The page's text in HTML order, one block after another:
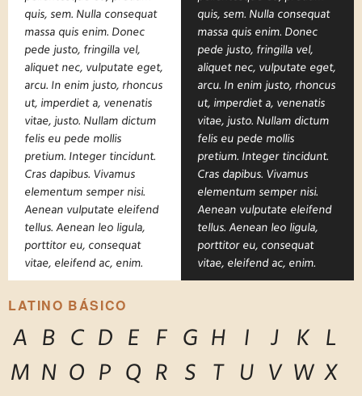
quis, sem. Nulla consequat
massa quis enim. Donec
pede justo, fringilla vel,
aliquet nec, vulputate eget,
arcu. In enim justo, rhoncus
ut, imperdiet a, venenatis
vitae, justo. Nullam dictum
felis eu pede mollis
pretium. Integer tincidunt.
Cras dapibus. Vivamus
elementum semper nisi.
Aenean vulputate eleifend
tellus. Aenean leo ligula,
porttitor eu, consequat
vitae, eleifend ac, enim.
quis, sem. Nulla consequat
massa quis enim. Donec
pede justo, fringilla vel,
aliquet nec, vulputate eget,
arcu. In enim justo, rhoncus
ut, imperdiet a, venenatis
vitae, justo. Nullam dictum
felis eu pede mollis
pretium. Integer tincidunt.
Cras dapibus. Vivamus
elementum semper nisi.
Aenean vulputate eleifend
tellus. Aenean leo ligula,
porttitor eu, consequat
vitae, eleifend ac, enim.
LATINO BÁSICO
A B C D E F G H I J K
L
M N O P Q R S T U V W X